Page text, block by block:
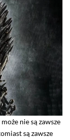
nie są zawsze
są zawsze